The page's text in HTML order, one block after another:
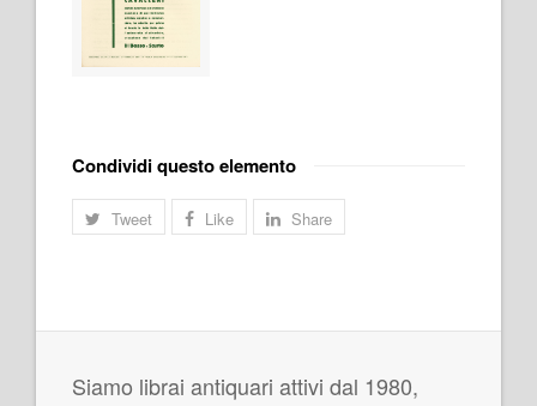
Condividi questo elemento
Tweet Like Share
Siamo librai antiquari attivi dal 1980,